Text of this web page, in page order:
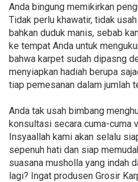
Anda bingung memikirkan
Tidak perlu khawatir, tidak
bahkan duduk manis, sebab
ke tempat Anda untuk
bahwa karpet sudah dipasng
menyiapkan hadiah berupa
tiap pemesanan dalam jumlah
Anda tak usah bimbang
konsultasi secara cuma-cuma
Insyaallah kami akan selalu
sepenuh hati dan siap
suasana musholla yang indah
lagi? Ingat produsen Grosir